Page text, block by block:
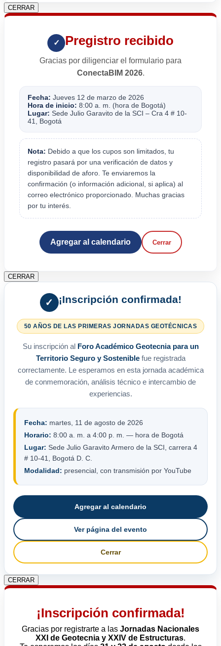
CERRAR
✓ Pregistro recibido
Gracias por diligenciar el formulario para
ConectaBIM 2026.
Fecha: Jueves 12 de marzo de 2026
Hora de inicio: 8:00 a. m. (hora de Bogotá)
Lugar: Sede Julio Garavito de la SCI – Cra 4 # 10-
41, Bogotá
Nota: Debido a que los cupos son limitados, tu
registro pasará por una verificación de datos y
disponibilidad de aforo. Te enviaremos la
confirmación (o información adicional, si aplica) al
correo electrónico proporcionado. Muchas gracias
por tu interés.
Agregar al calendario Cerrar
CERRAR
✓ ¡Inscripción confirmada!
50 AÑOS DE LAS PRIMERAS JORNADAS GEOTÉCNICAS
Su inscripción al Foro Académico Geotecnia para un
Territorio Seguro y Sosteniblefue registrada
correctamente. Le esperamos en esta jornada académica
de conmemoración, análisis técnico e intercambio de
experiencias.
Fecha: martes, 11 de agosto de 2026
Horario: 8:00 a. m. a 4:00 p. m. — hora de Bogotá
Lugar: Sede Julio Garavito Armero de la SCI, carrera 4
# 10-41, Bogotá D. C.
Modalidad: presencial, con transmisión por YouTube
Agregar al calendario
Ver página del evento
Cerrar
CERRAR
¡Inscripción confirmada!
Gracias por registrarte a las Jornadas Nacionales
XXI de Geotecnia y XXIV de Estructuras.